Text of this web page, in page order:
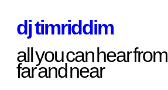
dj timriddim
all you can hear from
far and near